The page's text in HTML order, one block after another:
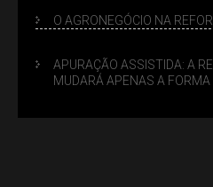
O AGRONEGÓCIO NA
APURAÇÃO ASSISTIDA: A
MUDARÁ APENAS A